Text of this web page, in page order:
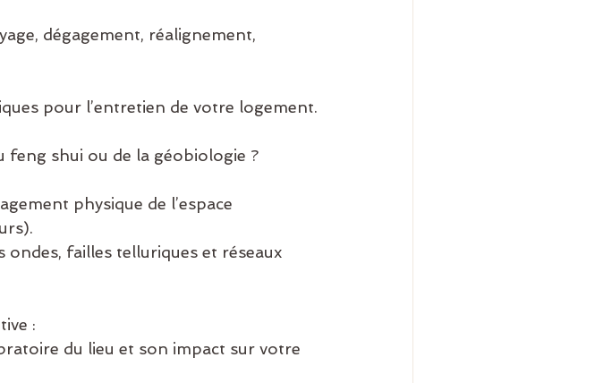
pour l’entretien de votre logement.
shui ou de la géobiologie ?
physique de l’espace
failles telluriques et réseaux
:
du lieu et son impact sur votre